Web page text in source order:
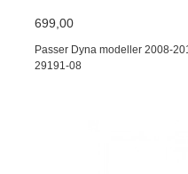
699,00
Passer Dyna modeller 2008-
29191-08